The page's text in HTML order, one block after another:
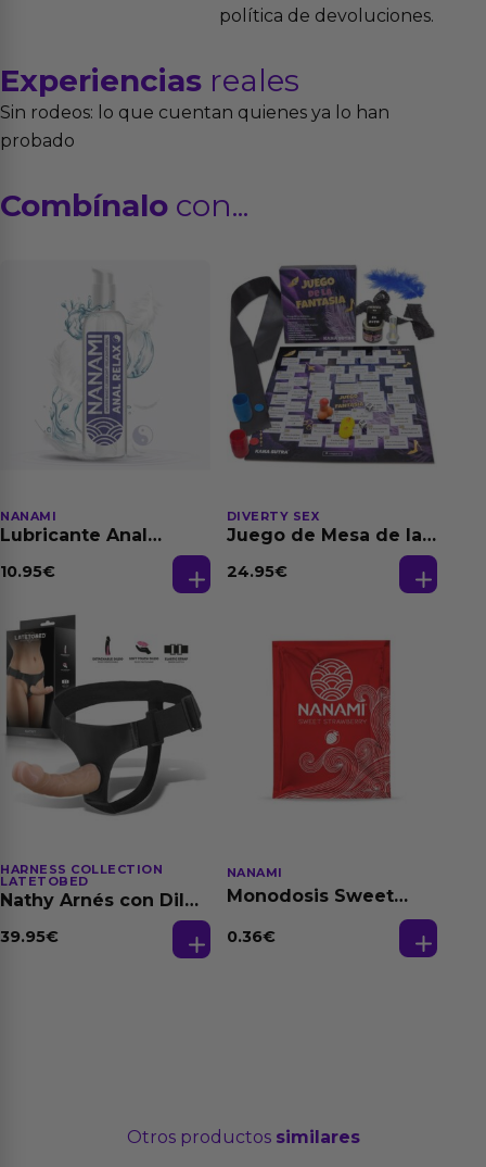
política de devoluciones.
Experiencias reales
Sin rodeos: lo que cuentan quienes ya lo han
probado
Combínalo con...
NANAMI
Lubricante Anal
Dilatación Base Agua
10.95€
DIVERTY SEX
Juego de Mesa de las
24.95€
HARNESS COLLECTION
LATETOBED
Nathy Arnés con Dildo
39.95€
NANAMI
Monodosis Sweet
Base Agua 4 ml
0.36€
Otros productos similares